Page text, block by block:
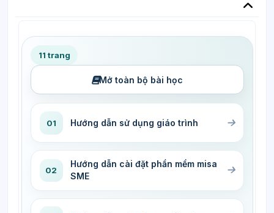
11 trang
Mở toàn bộ bài học
01 Hướng dẫn sử dụng giáo trình
02
Hướng dẫn cài đặt phần mềm misa
SME